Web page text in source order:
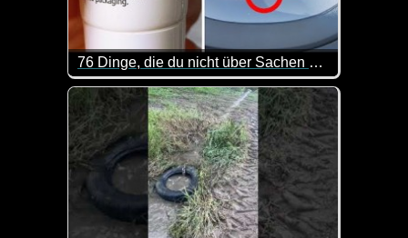
76 Dinge, die du nicht über Sachen weißt, die dich umgeben
Auch wenn man das ein oder andere bestimmt